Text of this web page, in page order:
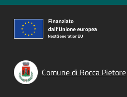
Comune di Rocca Pietore